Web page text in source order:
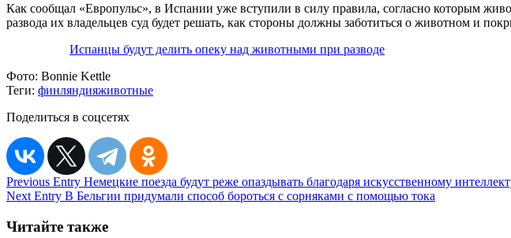
Как сообщал «Европульс», в Испании уже вступили в силу правила, согласно которым
развода их владельцев суд будет решать, как стороны должны заботиться о животном и
Испанцы будут делить опеку над животными при разводе
Фото: Bonnie Kettle
Теги: финляндияживотные
Поделиться в соцсетях
Навигация
по
записям
Previous Entry Немецкие поезда будут реже опаздывать благодаря искусственному
Next Entry В Бельгии придумали способ бороться с сорняками с помощью тока
Читайте также